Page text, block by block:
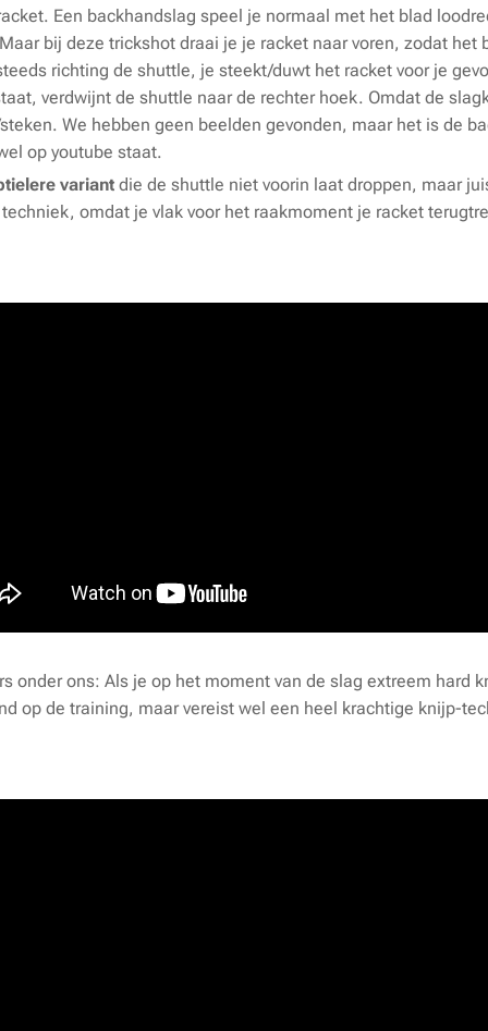
Een backhandslag speel je normaal met het blad
bij deze trickshot draai je je racket naar voren, zodat het
richting de shuttle, je steekt/duwt het racket voor je
verdwijnt de shuttle naar de rechter hoek. Omdat de
We hebben geen beelden gevonden, maar het is de
op youtube staat.
variant die de shuttle niet voorin laat droppen, maar
omdat je vlak voor het raakmoment je racket
onder ons: Als je op het moment van de slag extreem hard
op de training, maar vereist wel een heel krachtige knijp-